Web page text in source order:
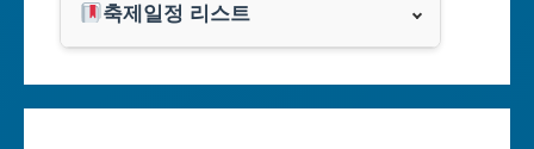
광주광역시
대전광역시
클룩
축제일정 리스트